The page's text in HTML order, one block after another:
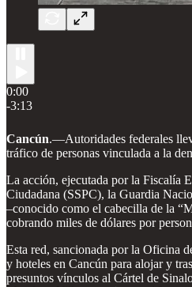
0:00
-3:13
Cancún.—Autoridades federales
tráfico de personas vinculada a la
La acción, ejecutada por la Fiscalía
Ciudadana (SSPC), la Guardia
–conocido como el cabecilla de la
cobrando miles de dólares por
Esta red, sancionada por la Oficina
y hoteles en Cancún para alojar y
presuntos vínculos al Cártel de